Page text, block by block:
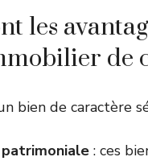
les
de
bien de caractère
: ces